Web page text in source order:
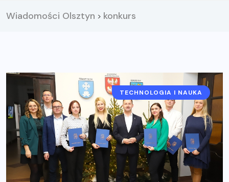
Wiadomości Olsztyn > konkurs
TECHNOLOGIA I NAUKA